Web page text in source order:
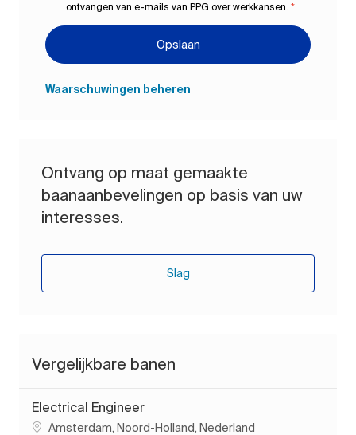
ontvangen van e-mails van PPG over werkkansen. *
Opslaan
Waarschuwingen beheren
Ontvang op maat gemaakte
baanaanbevelingen op basis van uw
interesses.
Slag
Vergelijkbare banen
Electrical Engineer
PlaatsAmsterdam, Noord-Holland, Nederland